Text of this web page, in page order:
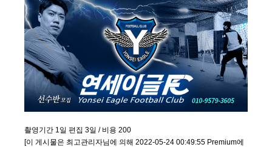
촬영기간 1일 편집 3일 / 비용 200
[이 게시물은 최고관리자님에 의해 2022-05-24 00:49:55 Premium에